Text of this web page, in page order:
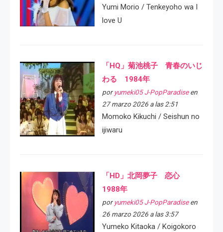
Yumi Morio / Tenkeyoho wa I
love U
「HQ」菊池桃子 青春のいじ
わる 1984年
por yumeki05 J-PopParadiseen
27 marzo 2026 a las 2:51
Momoko Kikuchi / Seishun no
ijiwaru
「HD」北岡夢子 恋心
1988年
por yumeki05 J-PopParadiseen
26 marzo 2026 a las 3:57
Yumeko Kitaoka / Koigokoro